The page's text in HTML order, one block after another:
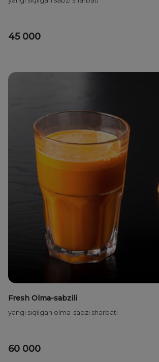
45 000
Fresh Olma-sabzili
yangi siqilgan olma-sabzi sharbati
60 000